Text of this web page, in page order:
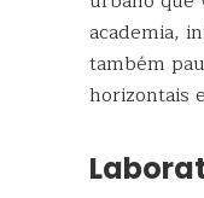
academia,
também
horizontais